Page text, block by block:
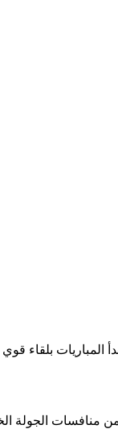
المصري المصري الممتاز، باقامة
منافسات الجولة